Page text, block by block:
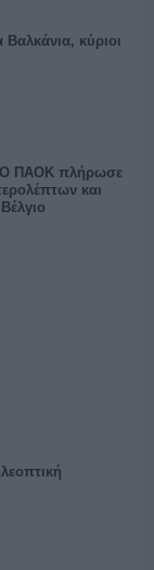
κύριοι
Ο ΠΑΟΚ πλήρωσε
και